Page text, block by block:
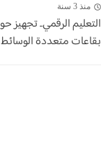
منذ 3 سنة
بقاعات متعددة الوسائط